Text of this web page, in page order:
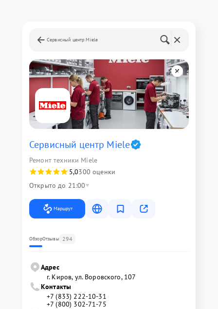
Сервисный центр Miele
Сервисный центр Miele
Ремонт техники Miele
5,0300 оценки
Открыто до 21:00
Маршрут
ОбзорОтзывы 294
Адрес
г. Киров, ул. Воровского, 107
Контакты
+7 (833) 222-10-31
+7 (800) 302-71-75